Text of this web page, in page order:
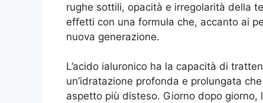
rughe sottili, opacità e irregolarità della
effetti con una formula che, accanto ai
nuova generazione.
L’acido ialuronico ha la capacità di
un’idratazione profonda e prolungata
aspetto più disteso. Giorno dopo